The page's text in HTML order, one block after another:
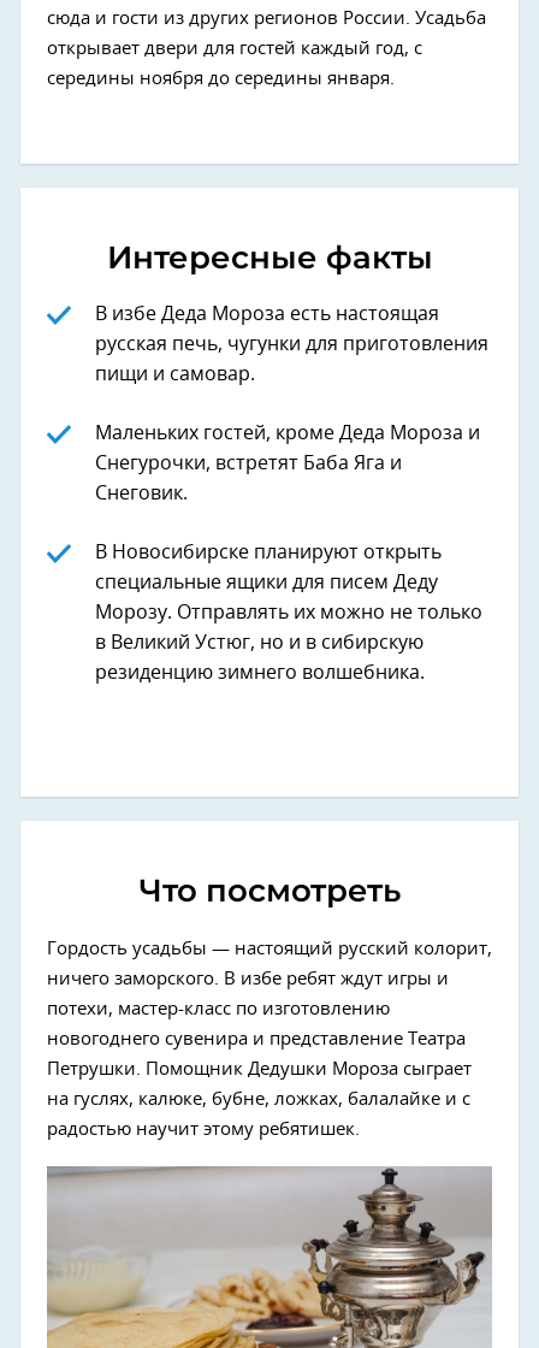
сюда и гости из других регионов России. Усадьба
открывает двери для гостей каждый год, с
середины ноября до середины января.
Интересные факты
В избе Деда Мороза есть настоящая
русская печь, чугунки для приготовления
пищи и самовар.
Маленьких гостей, кроме Деда Мороза и
Снегурочки, встретят Баба Яга и
Снеговик.
В Новосибирске планируют открыть
специальные ящики для писем Деду
Морозу. Отправлять их можно не только
в Великий Устюг, но и в сибирскую
резиденцию зимнего волшебника.
Что посмотреть
Гордость усадьбы — настоящий русский колорит,
ничего заморского. В избе ребят ждут игры и
потехи, мастер-класс по изготовлению
новогоднего сувенира и представление Театра
Петрушки. Помощник Дедушки Мороза сыграет
на гуслях, калюке, бубне, ложках, балалайке и с
радостью научит этому ребятишек.